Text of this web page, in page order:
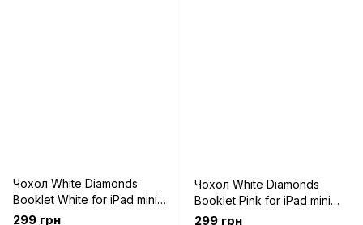
Чохол White Diamonds
Booklet White for iPad mini
Retina (6011TRI47)
299 грн
Чохол White Diamonds
Booklet Pink for iPad mini
Retina (6011TRI41)
299 грн